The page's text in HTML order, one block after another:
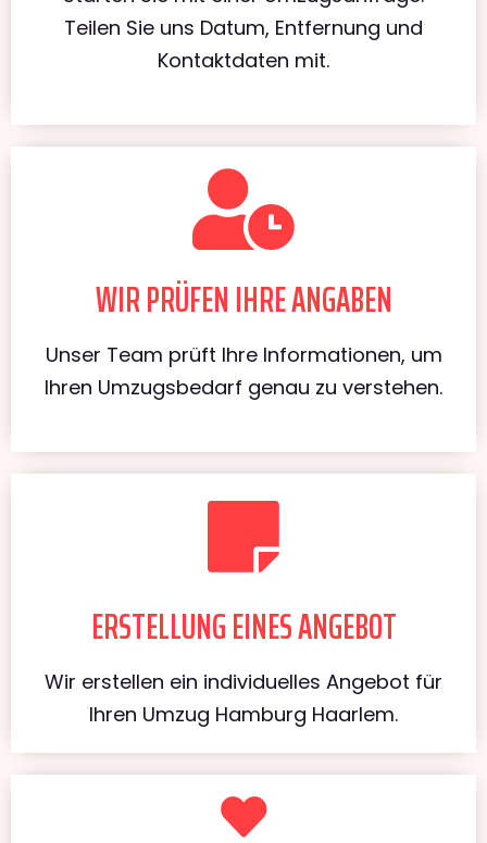
Teilen Sie uns Datum, Entfernung und
Kontaktdaten mit.
WIR PRÜFEN IHRE ANGABEN
Unser Team prüft Ihre Informationen, um
Ihren Umzugsbedarf genau zu verstehen.
ERSTELLUNG EINES ANGEBOT
Wir erstellen ein individuelles Angebot für
Ihren Umzug Hamburg Haarlem.